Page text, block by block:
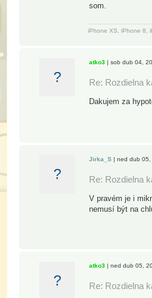
som.
iPhone XS, iPhone 8,
?
atko3 | sob dub 04,
Re: Rozdielna
Dakujem za
?
Jirka_S | ned dub
Re: Rozdielna
V pravém je i
nemusí být na
?
atko3 | ned dub 05,
Re: Rozdielna